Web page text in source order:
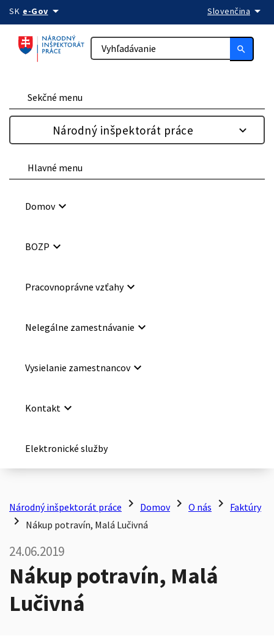
Preskočiť na obsah
SK e-Govarrow_drop_down Slovenčina arrow_drop_down
search
Sekčné menu
Národný inšpektorát práce
Hlavné menu
Domovkeyboard_arrow_down
BOZP keyboard_arrow_down
Pracovnoprávne vzťahykeyboard_arrow_down
Nelegálne zamestnávanie keyboard_arrow_down
Vysielanie zamestnancovkeyboard_arrow_down
Kontakt keyboard_arrow_down
Elektronické služby
Národný inšpektorát práce chevron_right Domov chevron_right O nás chevron_right Faktúry
chevron_right Nákup potravín, Malá Lučivná
24.06.2019
Nákup potravín, Malá
Lučivná